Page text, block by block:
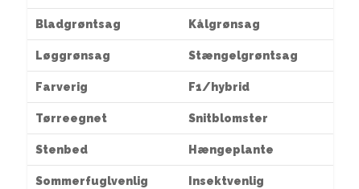
Bladgrøntsag Kålgrønsag
Løggrønsag Stængelgrøntsag
Farverig F1/hybrid
Tørreegnet Snitblomster
Stenbed Hængeplante
Sommerfuglvenlig Insektvenlig